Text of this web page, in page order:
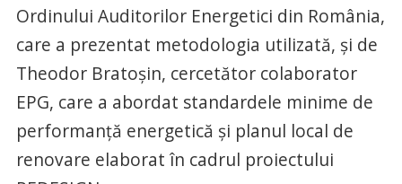
Ordinului Auditorilor Energetici din România,
care a prezentat metodologia utilizată, și de
Theodor Bratoșin, cercetător colaborator
EPG, care a abordat standardele minime de
performanță energetică și planul local de
renovare elaborat în cadrul proiectului